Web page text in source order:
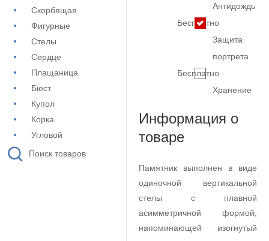
Скорбящая
Фигурные
Стелы
Сердце
Плащаница
Бюст
Купол
Корка
Угловой
Поиск товаров
Антидождь
Бесплатно
Защита
портрета
Бесплатно
Хранение
Информация о
товаре
Памятник выполнен в виде
одиночной вертикальной
стелы с плавной
асимметричной формой,
напоминающей изогнутый